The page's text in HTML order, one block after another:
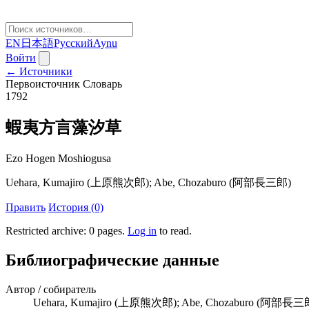
EN 日本語РусскийAynu
Войти
← Источники
Первоисточник Словарь
1792
蝦夷方言藻汐草
Ezo Hogen Moshiogusa
Uehara, Kumajiro (上原熊次郎); Abe, Chozaburo (阿部長三郎)
Править История (0)
Restricted archive: 0 pages. Log in to read.
Библиографические данные
Автор / собиратель
Uehara, Kumajiro (上原熊次郎); Abe, Chozaburo (阿部長三